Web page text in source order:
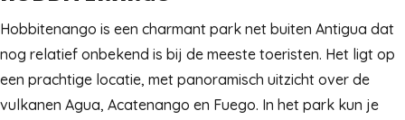
Hobbitenango is een charmant park net buiten Antigua dat
nog relatief onbekend is bij de meeste toeristen. Het ligt op
een prachtige locatie, met panoramisch uitzicht over de
vulkanen Agua, Acatenango en Fuego. In het park kun je